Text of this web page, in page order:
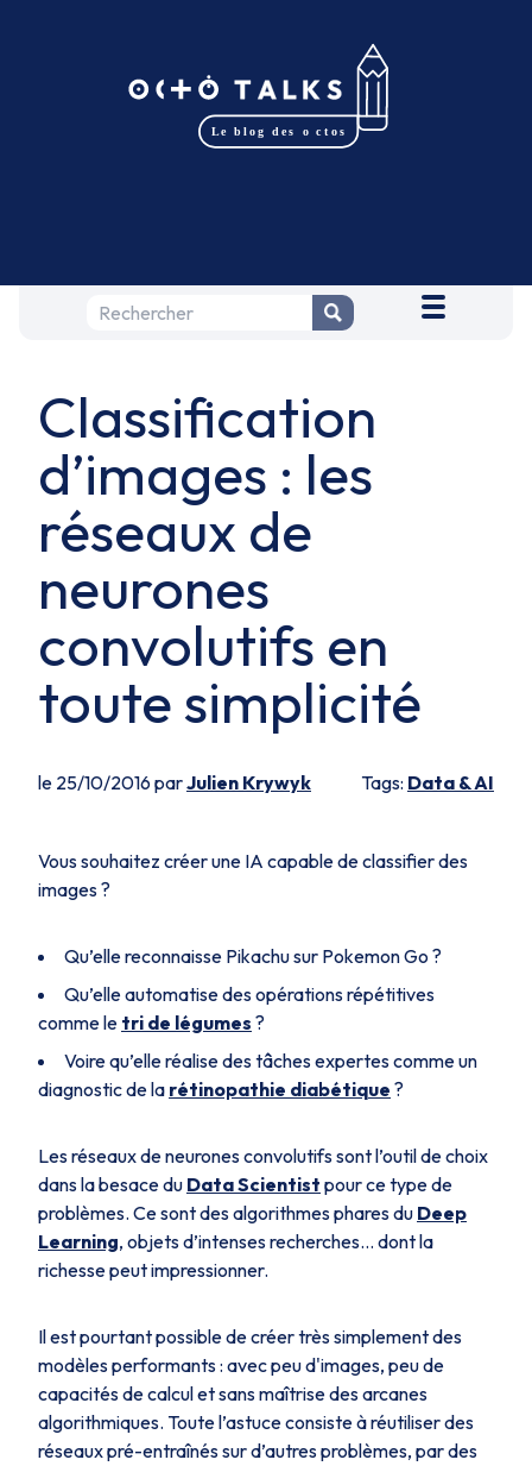
Classification
d’images : les
réseaux de
neurones
convolutifs en
toute simplicité
le 25/10/2016 parJulien Krywyk Tags: Data & AI
Vous souhaitez créer une IA capable de classifier des
images ?
Qu’elle reconnaisse Pikachu sur Pokemon Go ?
Qu’elle automatise des opérations répétitives
comme le tri de légumes ?
Voire qu’elle réalise des tâches expertes comme un
diagnostic de la rétinopathie diabétique ?
Les réseaux de neurones convolutifs sont l’outil de choix
dans la besace du Data Scientist pour ce type de
problèmes. Ce sont des algorithmes phares du Deep
Learning, objets d’intenses recherches… dont la
richesse peut impressionner.
Il est pourtant possible de créer très simplement des
modèles performants : avec peu d'images, peu de
capacités de calcul et sans maîtrise des arcanes
algorithmiques. Toute l’astuce consiste à réutiliser des
réseaux pré-entraînés sur d’autres problèmes, par des